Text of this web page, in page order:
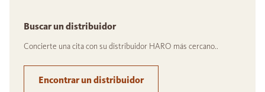
Buscar un distribuidor
Concierte una cita con su distribuidor HARO más cercano..
Encontrar un distribuidor